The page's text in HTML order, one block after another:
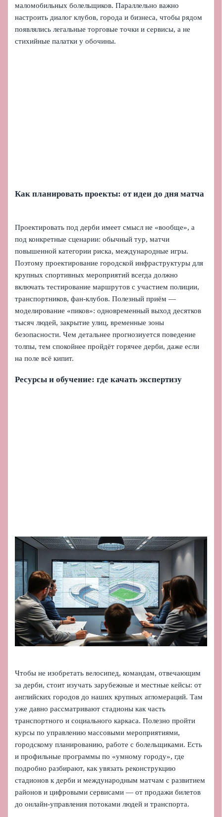
маломобильных болельщиков. Параллельно важно
настроить диалог клубов, города и бизнеса, чтобы рядом
появлялись легальные торговые точки и сервисы, а не
стихийные палатки у обочины.
Как планировать проекты: от идеи до дня матча
Проектировать под дерби имеет смысл не «вообще», а
под конкретные сценарии: обычный тур, матчи
повышенной категории риска, международные игры.
Поэтому проектирование городской инфраструктуры для
крупных спортивных мероприятий всегда должно
включать тестирование маршрутов с участием полиции,
транспортников, фан-клубов. Полезный приём —
моделирование «пиков»: одновременный выход десятков
тысяч людей, закрытие улиц, временные зоны
безопасности. Чем детальнее прогнозиуется поведение
толпы, тем спокойнее пройдёт горячее дерби, даже если
на поле всё кипит.
Ресурсы и обучение: где качать экспертизу
Чтобы не изобретать велосипед, командам, отвечающим
за дерби, стоит изучать зарубежные и местные кейсы: от
английских городов до наших крупных агломераций. Там
уже давно рассматривают стадионы как часть
транспортного и социального каркаса. Полезно пройти
курсы по управлению массовыми мероприятиями,
городскому планированию, работе с болельщиками. Есть
и профильные программы по «умному городу», где
подробно разбирают, как увязать реконструкцию
стадионов к дерби и международным матчам с развитием
районов и цифровыми сервисами — от продажи билетов
до онлайн-управления потоками людей и транспорта.